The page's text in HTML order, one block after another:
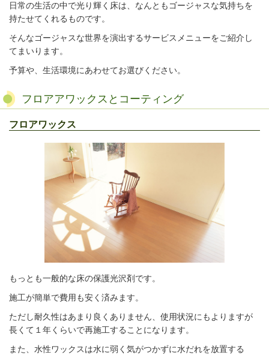
日常の生活の中で光り輝く床は、なんともゴージャスな気持ちを
持たせてくれるものです。
そんなゴージャスな世界を演出するサービスメニューをご紹介し
てまいります。
予算や、生活環境にあわせてお選びください。
フロアアワックスとコーティング
フロアワックス
もっとも一般的な床の保護光沢剤です。
施工が簡単で費用も安く済みます。
ただし耐久性はあまり良くありません、使用状況にもよりますが
長くて１年くらいで再施工することになります。
また、水性ワックスは水に弱く気がつかずに水だれを放置する